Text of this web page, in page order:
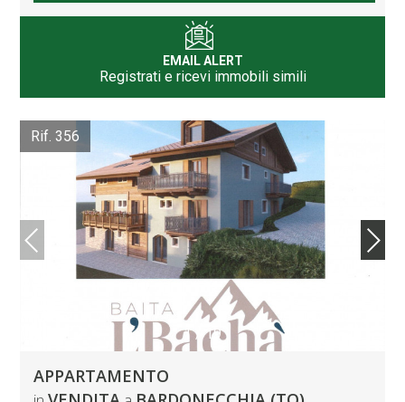
EMAIL ALERT
Registrati e ricevi immobili simili
1/19
Rif. 356
APPARTAMENTO